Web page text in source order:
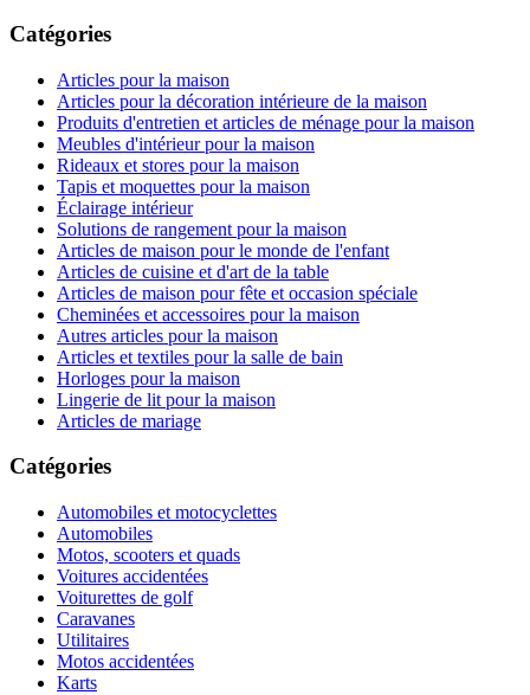
Catégories
Articles pour la maison
Articles pour la décoration intérieure de la maison
Produits d'entretien et articles de ménage pour la maison
Meubles d'intérieur pour la maison
Rideaux et stores pour la maison
Tapis et moquettes pour la maison
Éclairage intérieur
Solutions de rangement pour la maison
Articles de maison pour le monde de l'enfant
Articles de cuisine et d'art de la table
Articles de maison pour fête et occasion spéciale
Cheminées et accessoires pour la maison
Autres articles pour la maison
Articles et textiles pour la salle de bain
Horloges pour la maison
Lingerie de lit pour la maison
Articles de mariage
Catégories
Automobiles et motocyclettes
Automobiles
Motos, scooters et quads
Voitures accidentées
Voiturettes de golf
Caravanes
Utilitaires
Motos accidentées
Karts